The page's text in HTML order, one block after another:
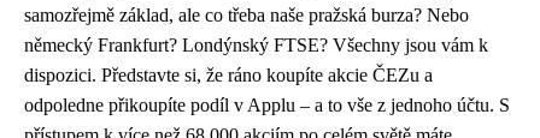
samozřejmě základ, ale co třeba naše pražská burza? Nebo
německý Frankfurt? Londýnský FTSE? Všechny jsou vám k
dispozici. Představte si, že ráno koupíte akcie ČEZu a
odpoledne přikoupíte podíl v Applu – a to vše z jednoho účtu. S